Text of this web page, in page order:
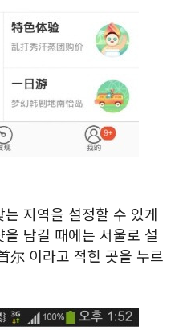
지역을 설정할 수 있게
남길 때에는 서울로 설
尔 이라고 적힌 곳을 누르